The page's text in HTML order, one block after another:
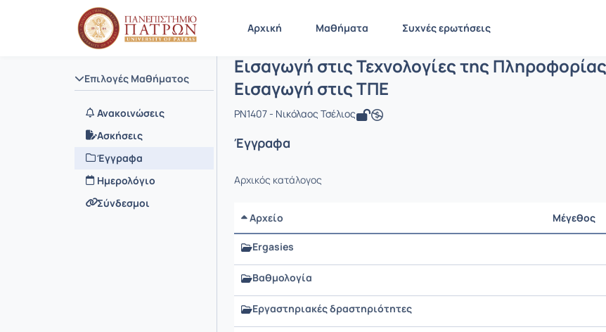
Αρχική Μαθήματα Συχνές ερωτήσεις
Επιλογές Μαθήματος
Ανακοινώσεις
Ασκήσεις
Έγγραφα
Ημερολόγιο
Σύνδεσμοι
Αρχική Σελίδα Εισαγωγή στις Τεχνολογίες της Πληροφορίας και τω...
Μάθημα : Εισαγωγή στις Τεχνολογίες της
Κωδικός : PN1407
Εισαγωγή στις Τεχνολογίες της
Εισαγωγή στις ΤΠΕ
PN1407 - Νικόλαος Τσέλιος
Έγγραφα
Αρχικός κατάλογος
Αρχείο Μέγεθος
Ergasies
Βαθμολογία
Εργαστηριακές δραστηριότητες